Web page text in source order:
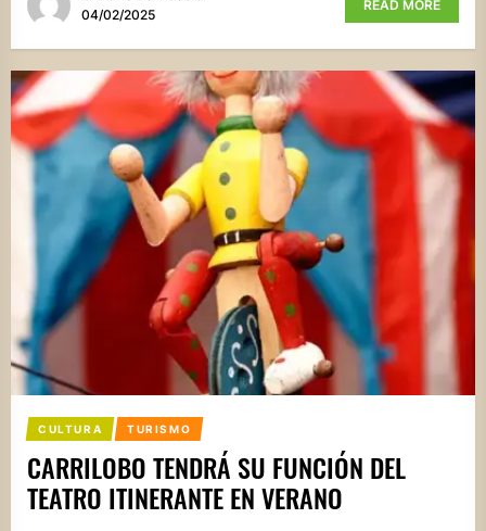
04/02/2025
READ MORE
CULTURA TURISMO
CARRILOBO TENDRÁ SU FUNCIÓN DEL
TEATRO ITINERANTE EN VERANO